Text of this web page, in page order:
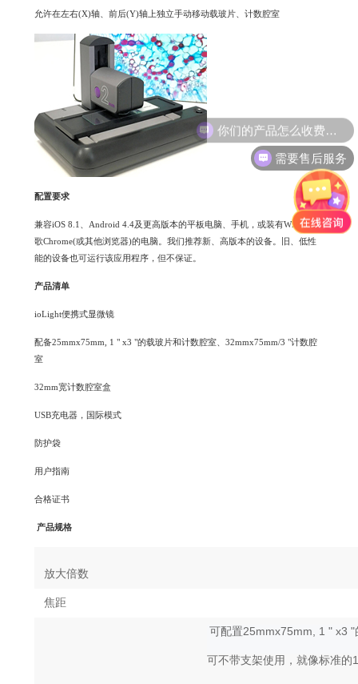
允许在左右(X)轴、前后(Y)轴上独立手动移动载玻片、计数腔室
配置要求
兼容iOS 8.1、Android 4.4及更高版本的平板电脑、手机，或装有WiFi、谷
歌Chrome(或其他浏览器)的电脑。我们推荐新、高版本的设备。旧、低性
能的设备也可运行该应用程序，但不保证。
产品清单
ioLight便携式显微镜
配备25mmx75mm, 1 " x3 "的载玻片和计数腔室、32mmx75mm/3 "计数腔
室
32mm宽计数腔室盒
USB充电器，国际模式
防护袋
用户指南
合格证书
产品规格
放大倍数
焦距
可配置25mmx75mm, 1 " x3 "
可不带支架使用，就像标准的
你们的产品怎么收费的呢?
需要售后服务